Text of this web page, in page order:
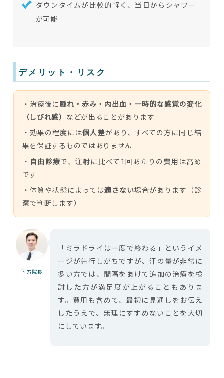
ダウンタイムが比較的軽く、当日からシャワー
が可能
デメリット・リスク
・治療後に腫れ・赤み・内出血・一時的な感覚の変化
（しびれ感） などが出ることがあります
・効果の程度には個人差があり、すべての方に同じ結
果を保証するものではありません
・ 自由診療で、注射に比べて1回あたりの費用は高め
です
・体質や状態によっては適さない場合があります（診
察で判断します）
下方院長
「ミラドライは一度で終わる」というイメ
ージが先行しがちですが、汗の量が非常に
多い方では、間隔をあけて追加の治療を検
討した方が満足度が上がることもありま
す。費用も含めて、最初に見通しをお伝え
したうえで、無理にすすめないことを大切
にしています。